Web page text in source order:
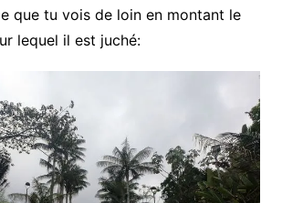
que tu vois de loin en montant le
lequel il est juché: